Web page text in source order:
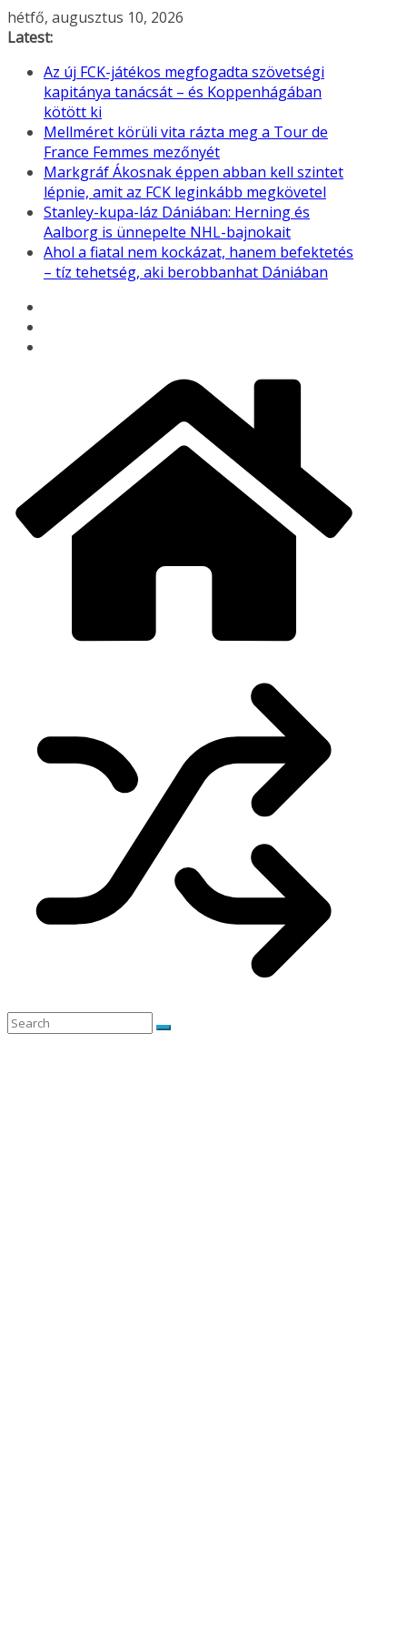
Skip
to
hétfő, augusztus 10, 2026
Latest:
Az új FCK-játékos megfogadta szövetségi
kapitánya tanácsát – és Koppenhágában
kötött ki
Mellméret körüli vita rázta meg a Tour de
France Femmes mezőnyét
Markgráf Ákosnak éppen abban kell szintet
lépnie, amit az FCK leginkább megkövetel
Stanley-kupa-láz Dániában: Herning és
Aalborg is ünnepelte NHL-bajnokait
Ahol a fiatal nem kockázat, hanem befektetés
– tíz tehetség, aki berobbanhat Dániában